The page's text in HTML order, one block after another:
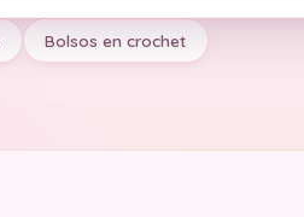
Bolsos en crochet